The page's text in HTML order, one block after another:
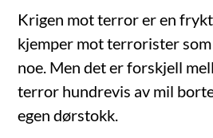
Krigen mot terror er en
kjemper mot terrorister
noe. Men det er forskjell
terror hundrevis av mil
egen dørstokk.